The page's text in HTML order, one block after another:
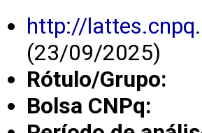
http://
(23/09/2025)
Rótulo/Grupo:
Bolsa CNPq: